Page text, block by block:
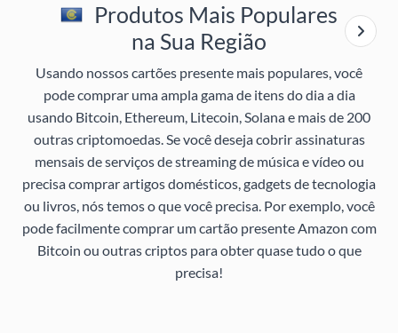
Produtos Mais Populares
na Sua Região
Usando nossos cartões presente mais populares, você
pode comprar uma ampla gama de itens do dia a dia
usando Bitcoin, Ethereum, Litecoin, Solana e mais de 200
outras criptomoedas. Se você deseja cobrir assinaturas
mensais de serviços de streaming de música e vídeo ou
precisa comprar artigos domésticos, gadgets de tecnologia
ou livros, nós temos o que você precisa. Por exemplo, você
pode facilmente comprar um cartão presente Amazon com
Bitcoin ou outras criptos para obter quase tudo o que
precisa!